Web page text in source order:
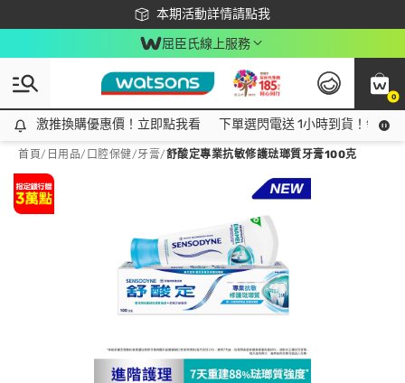
本期活動詳情請點我
下載app最高回饋$350
屈臣氏線上服務
0
激推換購優惠價！立即點我看
激推換購優惠價！立即點我看 下單選閃電送 1小時到貨！領神
首頁/ 日用品/ 口腔保健/牙膏/舒酸定專業抗敏修護琺瑯質牙膏100克